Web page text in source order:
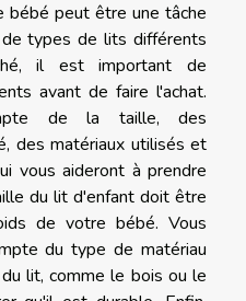
bébé peut être une tâche
types de lits différents
il est important de
avant de faire l'achat.
de la taille, des
des matériaux utilisés et
vous aideront à prendre
du lit d'enfant doit être
de votre bébé. Vous
du type de matériau
lit, comme le bois ou le